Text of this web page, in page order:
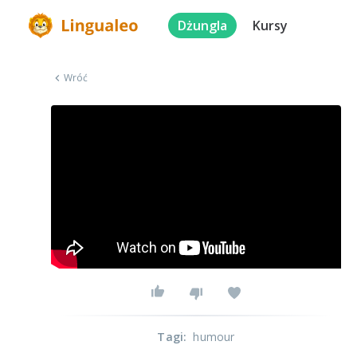
Dżungla Kursy
Wróć
Tagi: humour